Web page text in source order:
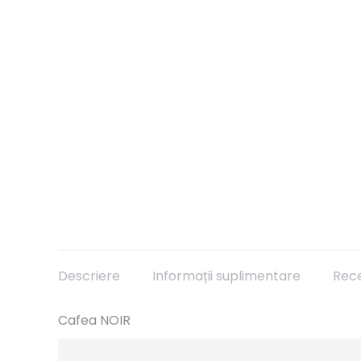
Descriere
Informații suplimentare
Cafea NOIR